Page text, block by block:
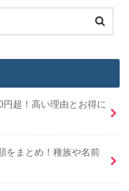
超！高い理由とお得に
をまとめ！種族や名前